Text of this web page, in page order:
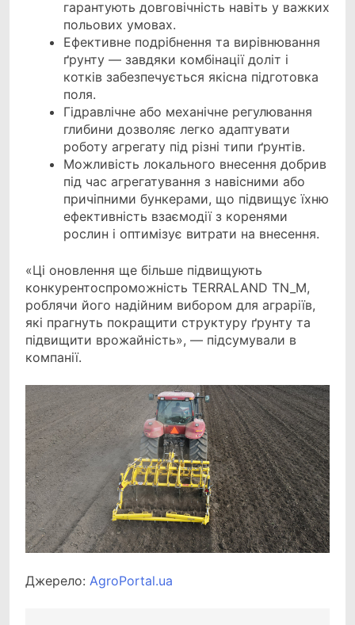
гарантують довговічність навіть у важких
польових умовах.
Ефективне подрібнення та вирівнювання
ґрунту — завдяки комбінації доліт і
котків забезпечується якісна підготовка
поля.
Гідравлічне або механічне регулювання
глибини дозволяє легко адаптувати
роботу агрегату під різні типи ґрунтів.
Можливість локального внесення добрив
під час агрегатування з навісними або
причіпними бункерами, що підвищує їхню
ефективність взаємодії з коренями
рослин і оптимізує витрати на внесення.
«Ці оновлення ще більше підвищують
конкурентоспроможність TERRALAND TN_M,
роблячи його надійним вибором для аграріїв,
які прагнуть покращити структуру ґрунту та
підвищити врожайність», — підсумували в
компанії.
Джерело: AgroPortal.ua